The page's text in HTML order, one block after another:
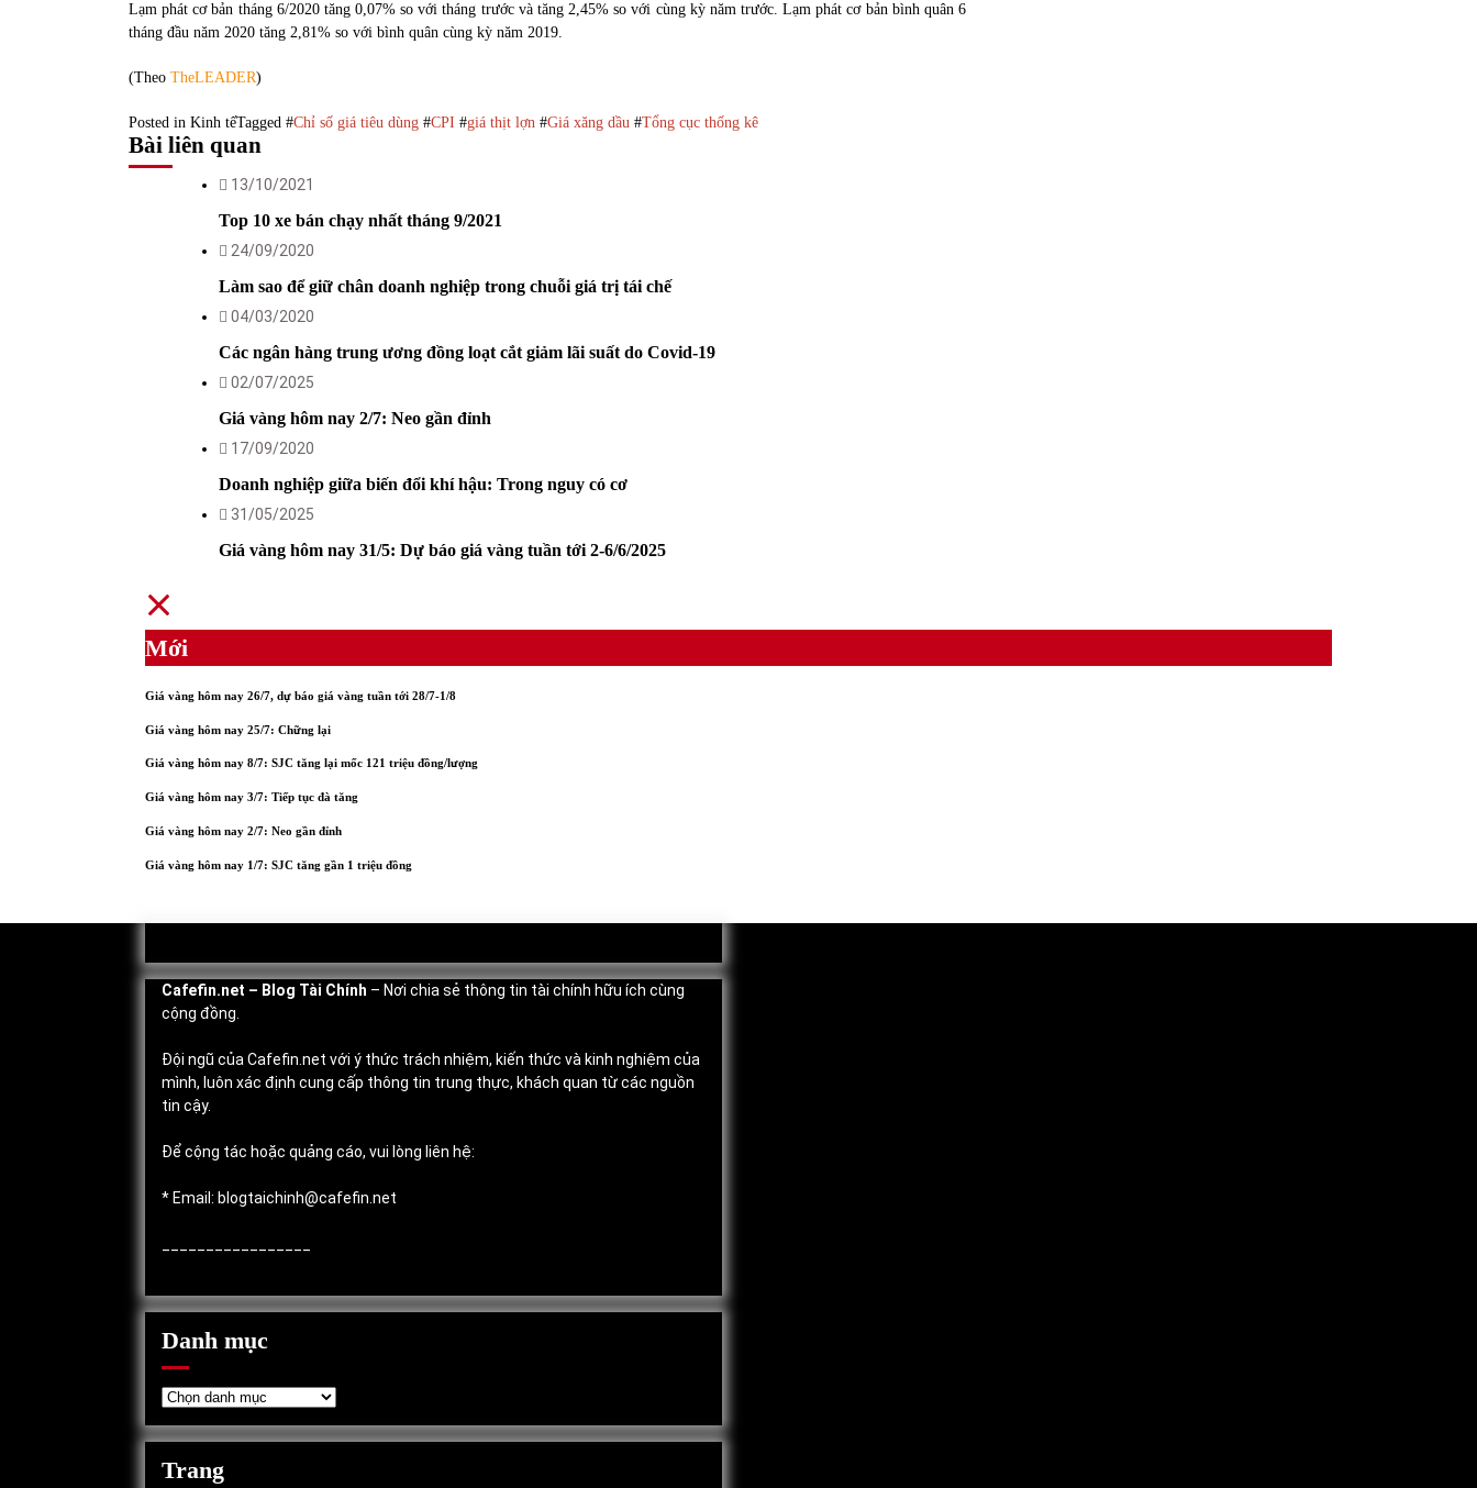
Lạm phát cơ bản tháng 6/2020 tăng 0,07% so với tháng trước và tăng 2,45% so với cùng kỳ năm trước. Lạm phát cơ bản bình quân 6
tháng đầu năm 2020 tăng 2,81% so với bình quân cùng kỳ năm 2019.
(Theo TheLEADER)
Posted in Kinh tếTagged #Chỉ số giá tiêu dùng #CPI #giá thịt lợn #Giá xăng dầu #Tổng cục thống kê
Bài liên quan
13/10/2021
Top 10 xe bán chạy nhất tháng 9/2021
24/09/2020
Làm sao để giữ chân doanh nghiệp trong chuỗi giá trị tái chế
04/03/2020
Các ngân hàng trung ương đồng loạt cắt giảm lãi suất do Covid-19
02/07/2025
Giá vàng hôm nay 2/7: Neo gần đỉnh
17/09/2020
Doanh nghiệp giữa biến đổi khí hậu: Trong nguy có cơ
31/05/2025
Giá vàng hôm nay 31/5: Dự báo giá vàng tuần tới 2-6/6/2025
Mới
Giá vàng hôm nay 26/7, dự báo giá vàng tuần tới 28/7-1/8
Giá vàng hôm nay 25/7: Chững lại
Giá vàng hôm nay 8/7: SJC tăng lại mốc 121 triệu đồng/lượng
Giá vàng hôm nay 3/7: Tiếp tục đà tăng
Giá vàng hôm nay 2/7: Neo gần đỉnh
Giá vàng hôm nay 1/7: SJC tăng gần 1 triệu đồng
Cafefin.net – Blog Tài Chính – Nơi chia sẻ thông tin tài chính hữu ích cùng
cộng đồng.
Đội ngũ của Cafefin.net với ý thức trách nhiệm, kiến thức và kinh nghiệm của
mình, luôn xác định cung cấp thông tin trung thực, khách quan từ các nguồn
tin cậy.
Để cộng tác hoặc quảng cáo, vui lòng liên hệ:
* Email: blogtaichinh@cafefin.net
Danh mục
Danh
Trang